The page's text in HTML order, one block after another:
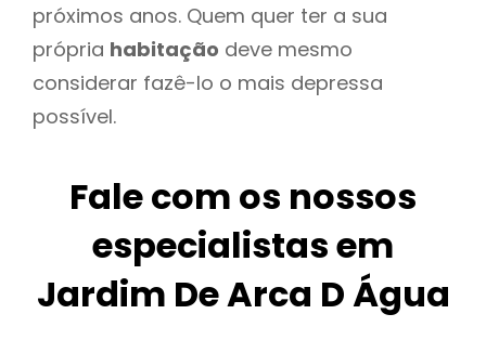
próximos anos. Quem quer ter a sua
própria habitação deve mesmo
considerar fazê-lo o mais depressa
possível.
Fale com os nossos
especialistas em
Jardim De Arca D Água